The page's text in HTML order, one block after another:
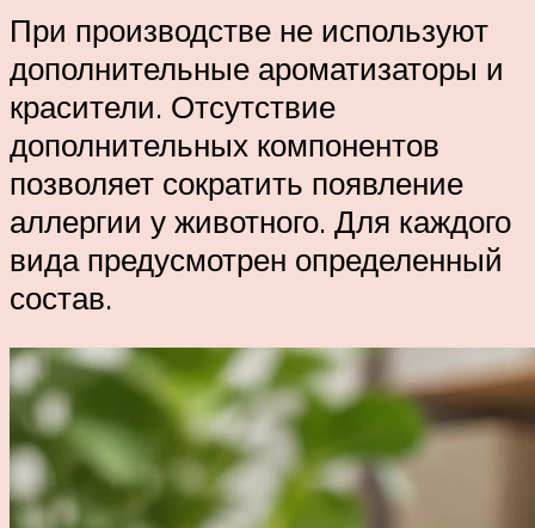
При производстве не используют
дополнительные ароматизаторы и
красители. Отсутствие
дополнительных компонентов
позволяет сократить появление
аллергии у животного. Для каждого
вида предусмотрен определенный
состав.